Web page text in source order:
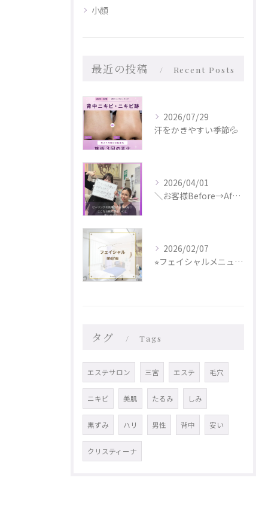
小顔
最近の投稿 Recent Posts
2026/07/29
汗をかきやすい季節💦
2026/04/01
＼お客様Before→After✨／
2026/02/07
⭐︎フェイシャルメニュー更新しました⭐︎
タグ Tags
エステサロン 三宮 エステ 毛穴
ニキビ 美肌 たるみ しみ
黒ずみ ハリ 男性 背中 安い
クリスティーナ